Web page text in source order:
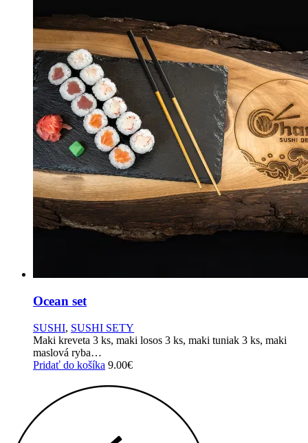
Ocean set
SUSHI, SUSHI SETY
Maki kreveta 3 ks, maki losos 3 ks, maki tuniak 3 ks, maki
maslová ryba…
Pridať do košíka 9.00€